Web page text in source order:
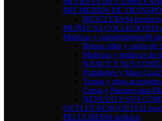
MIS MEDIOS DE
BICICLETAS4 products
MUÑECAS COLLECION19
Muñecas y complementos49
Bolsos sillas y carros de
Muñecas y muñecos de
NANCY Y SUS
Portabebés y Maxi Cosi
Tronas y otros
Cunas y Parques para
NENUCO Y SUS
OUTLET BUSQUETS31
PELUCHES84 products